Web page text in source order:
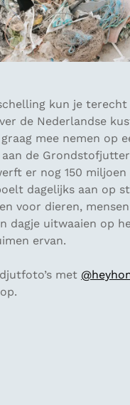
kun je terecht
de Nederlandse
mee nemen op
de
er nog 150
dagelijks aan op
voor dieren,
dagje uitwaaien op
ervan.
met